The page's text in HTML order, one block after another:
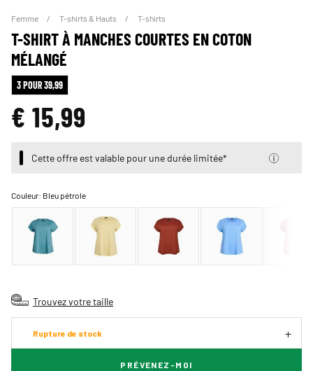
Femme T-shirts & Hauts T-shirts
T-SHIRT À MANCHES COURTES EN COTON
MÉLANGÉ
3 POUR 39,99
€ 15,99
Cette offre est valable pour une durée limitée*
Couleur: Bleu pétrole
Trouvez votre taille
Rupture de stock
PRÉVENEZ-MOI